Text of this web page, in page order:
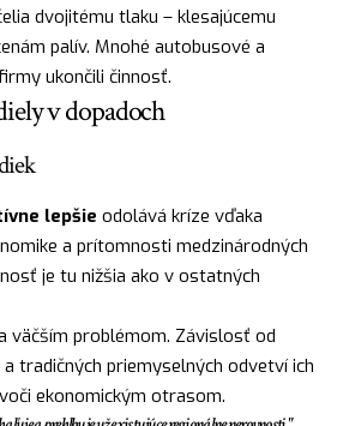
dvojitému tlaku – klesajúcemu
palív. Mnohé autobusové a
ukončili činnosť.
v dopadoch
lepšie odolává kríze vďaka
a prítomnosti medzinárodných
je tu nižšia ako v ostatných
väčším problémom. Závislosť od
tradičných priemyselných odvetví ich
ekonomickým otrasom.